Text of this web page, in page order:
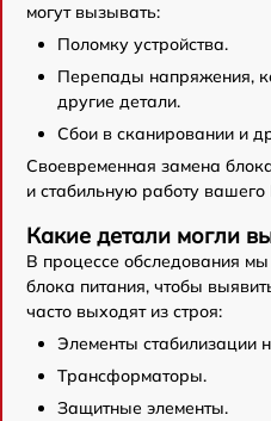
могут вызывать:
Поломку устройства.
Перепады напряжения,
другие детали.
Сбои в сканировании и
Своевременная замена
и стабильную работу
Какие детали могли
В процессе обследования
блока питания, чтобы
часто выходят из строя:
Элементы стабилизации
Трансформаторы.
Защитные элементы.